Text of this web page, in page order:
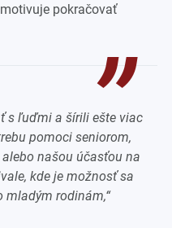
pokračovať
s ľuďmi a šírili ešte viac
pomoci seniorom,
našou účasťou na
kde je možnosť sa
mladým rodinám,“